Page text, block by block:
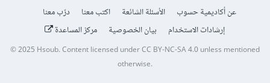
عن أكاديمية حسوب الأسئلة الشائعة اكتب معنا
درّب معنا
إرشادات الاستخدام
بيان الخصوصية مركز المساعدة
© 2025Hsoub.Content licensed underCC BY-NC-SA 4.0unless mentioned
otherwise.